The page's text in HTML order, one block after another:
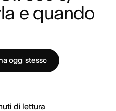
e quando
oggi stesso
di lettura